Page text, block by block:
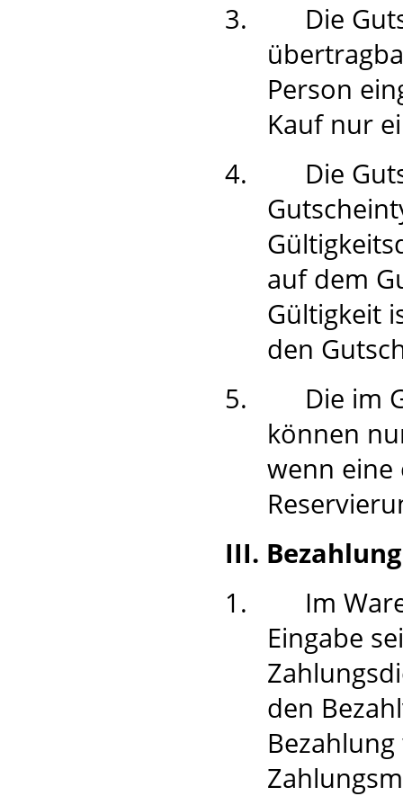
3.
Die
Person
Kauf nur
4.
Die
auf dem
Gültigkeit
den
5.
Die im
können
wenn eine
III.
1.
Im
Eingabe
den